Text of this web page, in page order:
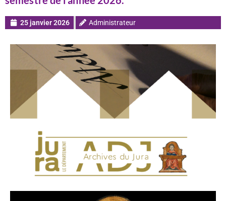
25 janvier 2026 Administrateur